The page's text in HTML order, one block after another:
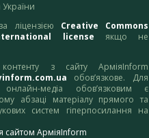
ліцензією Creative Commons
license якщо не
з сайту АрміяInform
обов’язкове. Для
медіа обов’язковим є
абзаці матеріалу прямого та
систем гіперпосилання на
сайтом АрміяInform